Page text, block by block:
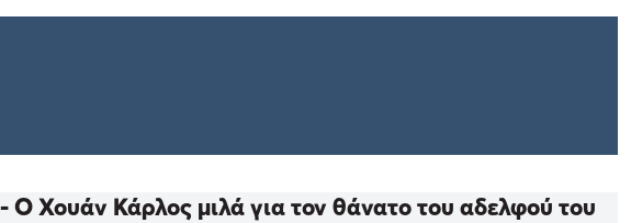
Ο Χουάν Κάρλος μιλά για τον θάνατο του αδελφού του